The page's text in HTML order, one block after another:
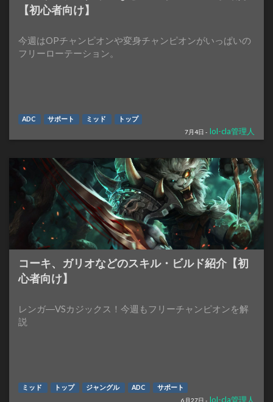
【初心者向け】
今週はOPチャンピオンや変身チャンピオンがいっぱいの
フリーローテーション。
ADC サポート ミッド
トップ
7月4日 - lol-cla管理人
コーキ、ガリオなどのスキル・ビルド紹介【初
心者向け】
レンガ―VSカジックス！今週もフリーチャンピオンを解
説
ミッド トップ ジャングル ADC
サポート
6月27日 - lol-cla管理人